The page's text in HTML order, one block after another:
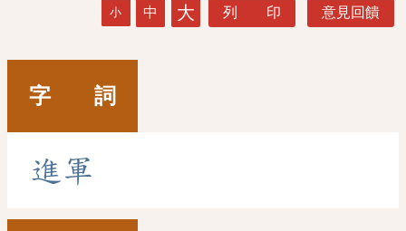
小 中 大 列 印 意見回饋
字 詞
進 軍